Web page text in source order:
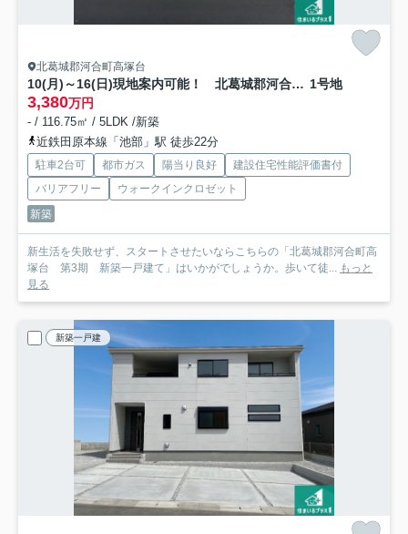
北葛城郡河合町高塚台
10(月)～16(日)現地案内可能！ 北葛城郡河合町高塚台 ラスト1邸 1号地
3,380万円
- / 116.75㎡ / 5LDK /新築
近鉄田原本線「池部」駅 徒歩22分
駐車2台可 都市ガス 陽当り良好
建設住宅性能評価書付
バリアフリー
ウォークインクロゼット
新築
新生活を失敗せず、スタートさせたいならこちらの「北葛城郡河合町高
塚台 第3期 新築一戸建て」はいかがでしょうか。歩いて徒... もっと
見る
新築一戸建